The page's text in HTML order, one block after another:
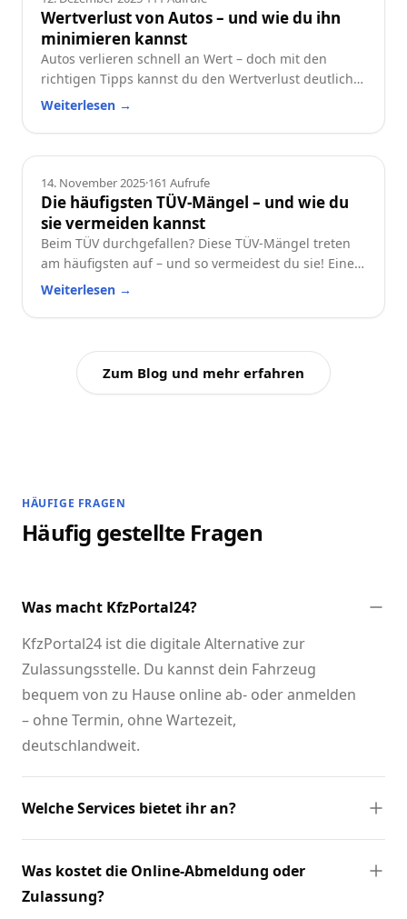
Wertverlust von Autos – und wie du ihn
minimieren kannst
Autos verlieren schnell an Wert – doch mit den
richtigen Tipps kannst du den Wertverlust deutlich
reduzieren. Erfahre, welche Faktoren besonders
wertstabil hältst.
Weiterlesen →
Ratgeber
14. November 2025·161 Aufrufe
Die häufigsten TÜV-Mängel – und wie du
sie vermeiden kannst
Beim TÜV durchgefallen? Diese TÜV-Mängel treten
am häufigsten auf – und so vermeidest du sie! Eine
praktische Checkliste für alle Autofahrer.
Weiterlesen →
Zum Blog und mehr erfahren
HÄUFIGE FRAGEN
Häufig gestellte Fragen
Was macht KfzPortal24?
KfzPortal24 ist die digitale Alternative zur
Zulassungsstelle. Du kannst dein Fahrzeug
bequem von zu Hause online ab- oder anmelden
– ohne Termin, ohne Wartezeit,
deutschlandweit.
Welche Services bietet ihr an?
Was kostet die Online-Abmeldung oder
Zulassung?